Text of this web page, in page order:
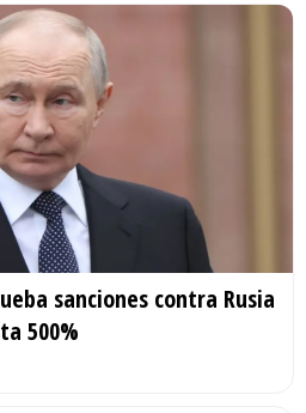
sanciones contra Rusia
500%